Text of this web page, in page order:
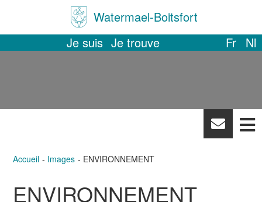
Watermael-Boitsfort
Je suis Je trouve Fr Nl
News
Accueil Images ENVIRONNEMENT
ENVIRONNEMENT